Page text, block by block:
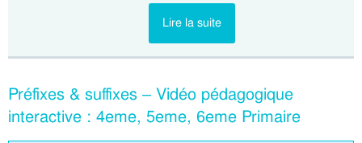
Lire la suite
Préfixes & suffixes – Vidéo pédagogique
interactive : 4eme, 5eme, 6eme Primaire